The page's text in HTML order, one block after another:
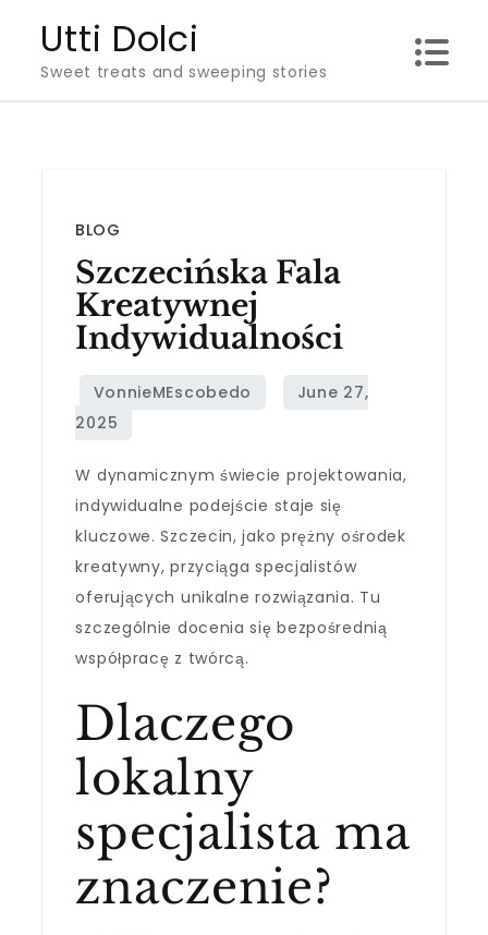
content
Utti Dolci
Sweet treats and sweeping stories
BLOG
Szczecińska Fala
Kreatywnej
Indywidualności
W dynamicznym świecie projektowania,
indywidualne podejście staje się
kluczowe. Szczecin, jako prężny ośrodek
kreatywny, przyciąga specjalistów
oferujących unikalne rozwiązania. Tu
szczególnie docenia się bezpośrednią
współpracę z twórcą.
Dlaczego
lokalny
specjalista ma
znaczenie?